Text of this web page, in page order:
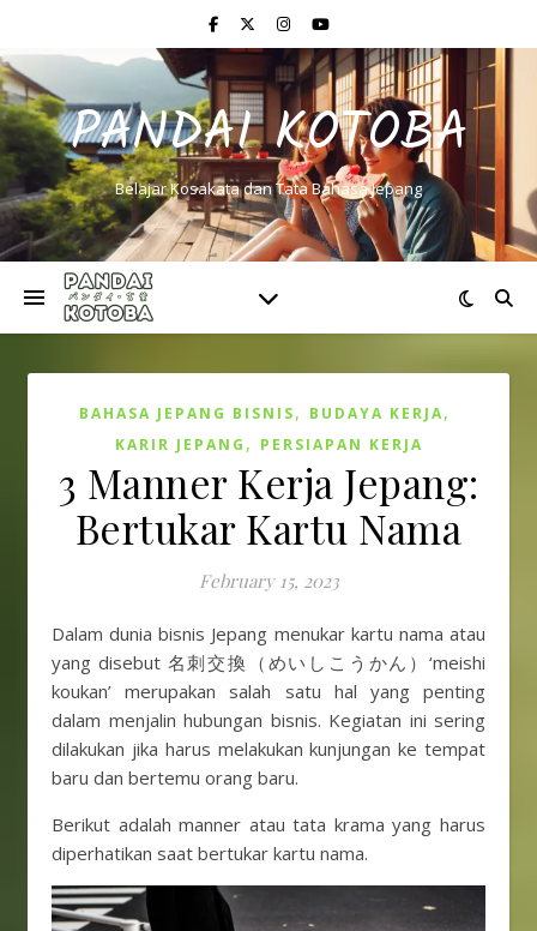
PANDAI KOTOBA
Belajar Kosakata dan Tata Bahasa Jepang
BAHASA JEPANG BISNIS, BUDAYA KERJA,
KARIR JEPANG , PERSIAPAN KERJA
3 Manner Kerja Jepang:
Bertukar Kartu Nama
February 15, 2023
Dalam dunia bisnis Jepang menukar kartu nama atau
yang disebut 名刺交換（めいしこうかん）‘meishi
koukan’ merupakan salah satu hal yang penting
dalam menjalin hubungan bisnis. Kegiatan ini sering
dilakukan jika harus melakukan kunjungan ke tempat
baru dan bertemu orang baru.
Berikut adalah manner atau tata krama yang harus
diperhatikan saat bertukar kartu nama.